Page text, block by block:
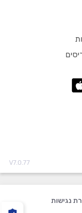
V7.0.77
נגישות